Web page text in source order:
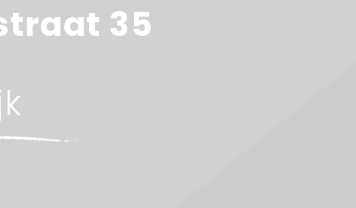
35